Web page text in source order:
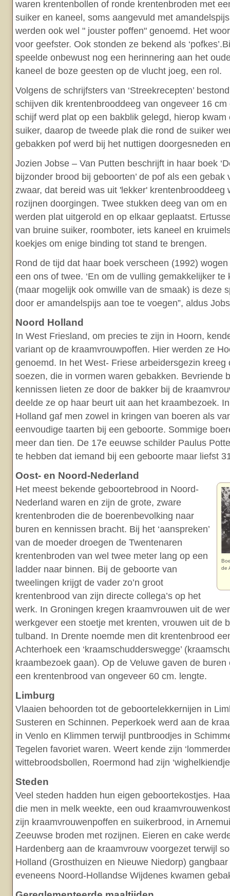
waren krentenbollen of ronde krentenbroden met
suiker en kaneel, soms aangevuld met
werden ook wel " jouster poffen" genoemd. Het
voor geefster. Ook stonden ze bekend als
speelde onbewust nog een herinnering aan het
kaneel de boze geesten op de vlucht joeg, een rol.
Volgens de schrijfsters van ‘Streekrecepten’
schijven dik krentenbrooddeeg van ongeveer 16
schijf werd plat op een bakblik gelegd, hierop
suiker, daarop de tweede plak die rond de suiker
gebakken pof werd bij het nuttigen doorgesneden
Jozien Jobse – Van Putten beschrijft in haar boek
bijzonder brood bij geboorten’ de pof als een
zwaar, dat bereid was uit 'lekker' krentenbrooddeeg
rozijnen doorgingen. Twee stukken deeg van om
werden plat uitgerold en op elkaar geplaatst.
van bruine suiker, roomboter, iets kaneel en
koekjes om enige binding tot stand te brengen.
Rond de tijd dat haar boek verscheen (1992)
een ons of twee. ‘En om de vulling gemakkelijker te
(maar mogelijk ook omwille van de smaak) is deze
door er amandelspijs aan toe te voegen”, aldus
Noord Holland
In West Friesland, om precies te zijn in Hoorn,
variant op de kraamvrouwpoffen. Hier werden ze
genoemd. In het West- Friese arbeidersgezin kreeg
soezen, die in vormen waren gebakken. Bevriende
kennissen lieten ze door de bakker bij de
deelde ze op haar beurt uit aan het kraambezoek.
Holland gaf men zowel in kringen van boeren als
eenvoudige taarten bij een geboorte. Sommige
meer dan tien. De 17e eeuwse schilder Paulus
te hebben dat iemand bij een geboorte maar liefst
Oost- en Noord-Nederland
de
Het meest bekende geboortebrood in Noord-
Nederland waren en zijn de grote, zware
krentenbroden die de boerenbevolking naar
buren en kennissen bracht. Bij het ‘aanspreken’
van de moeder droegen de Twentenaren
krentenbroden van wel twee meter lang op een
ladder naar binnen. Bij de geboorte van
tweelingen krijgt de vader zo’n groot
krentenbrood van zijn directe collega’s op het
werk. In Groningen kregen kraamvrouwen uit de
werkgever een stoetje met krenten, vrouwen uit de
tulband. In Drente noemde men dit krentenbrood
Achterhoek een ‘kraamschudderswegge’
kraambezoek gaan). Op de Veluwe gaven de buren
een krentenbrood van ongeveer 60 cm. lengte.
Limburg
Vlaaien behoorden tot de geboortelekkernijen in
Susteren en Schinnen. Peperkoek werd aan de
in Venlo en Klimmen terwijl puntbroodjes in
Tegelen favoriet waren. Weert kende zijn
wittebroodsbollen, Roermond had zijn
Steden
Veel steden hadden hun eigen geboortekostjes.
die men in melk weekte, een oud
zijn kraamvrouwenpoffen en suikerbrood, in
Zeeuwse broden met rozijnen. Eieren en cake
Hardenberg aan de kraamvrouw voorgezet terwijl
Holland (Grosthuizen en Nieuwe Niedorp)
eveneens Noord-Hollandse Wijdenes kwamen